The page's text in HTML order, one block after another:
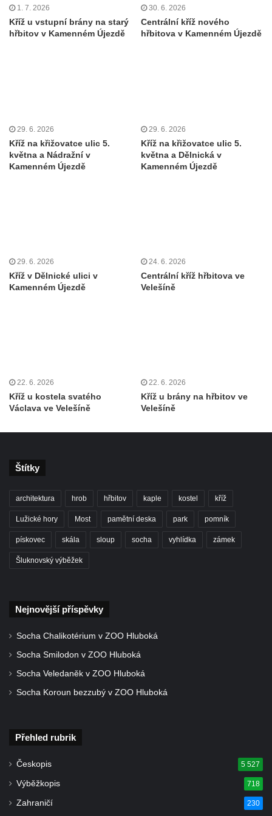
Kříž na Strážném vrchu v Rumburku
Kříž naproti domu čp. 34 v Kunraticích u
Šluknova
Rychnově u Jablonce nad Nisou
Centrální kříž bývalého hřbitova u kostela
Kříž u rozcestí u domu čp. 53 v Maršovicích
Centrální kříž hřbitova v Krásné u Pěnčína
Kříž na hřbitově v Teplicích nad Metují
Boží muka nad pramenem U svatého
Antoníčka v Teplicích nad Metují
Pánův kříž v Broumovských stěnách
Machovský kříž v Broumovských stěnách
Kříž u domu čp. 113 na Vlčí Hoře
Kříž pod domem čp. 177 na Vlčí Hoře
Centrální kříž hřbitova Vlčí Hora
Velkém Šenově
Kříž naproti domu čp. 23 v ulici Salmovská
1. 7. 2026
Kříž u vstupní brány na starý
hřbitov v Kamenném Újezdě
30. 6. 2026
Centrální kříž nového
hřbitova v Kamenném Újezdě
29. 6. 2026
Kříž na křižovatce ulic 5.
května a Nádražní v
Kamenném Újezdě
29. 6. 2026
Kříž na křižovatce ulic 5.
května a Dělnická v
Kamenném Újezdě
29. 6. 2026
Kříž v Dělnické ulici v
Kamenném Újezdě
24. 6. 2026
Centrální kříž hřbitova ve
Velešíně
22. 6. 2026
Kříž u kostela svatého
Václava ve Velešíně
22. 6. 2026
Kříž u brány na hřbitov ve
Velešíně
Štítky
architektura hrob hřbitov kaple kostel kříž
Lužické hory Most pamětní deska park pomník
pískovec skála sloup socha vyhlídka zámek
Šluknovský výběžek
Nejnovější příspěvky
Socha Chalikotérium v ZOO Hluboká
Socha Smilodon v ZOO Hluboká
Socha Veledaněk v ZOO Hluboká
Socha Koroun bezzubý v ZOO Hluboká
Přehled rubrik
Českopis 5 527
Výběžkopis 718
Zahraničí 230